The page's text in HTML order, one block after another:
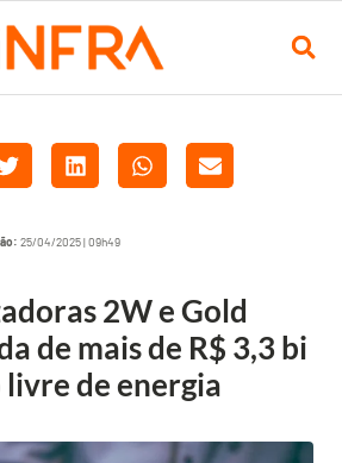
25/04/2025 | 09h49
2W e Gold
de mais de R$ 3,3 bi
de energia